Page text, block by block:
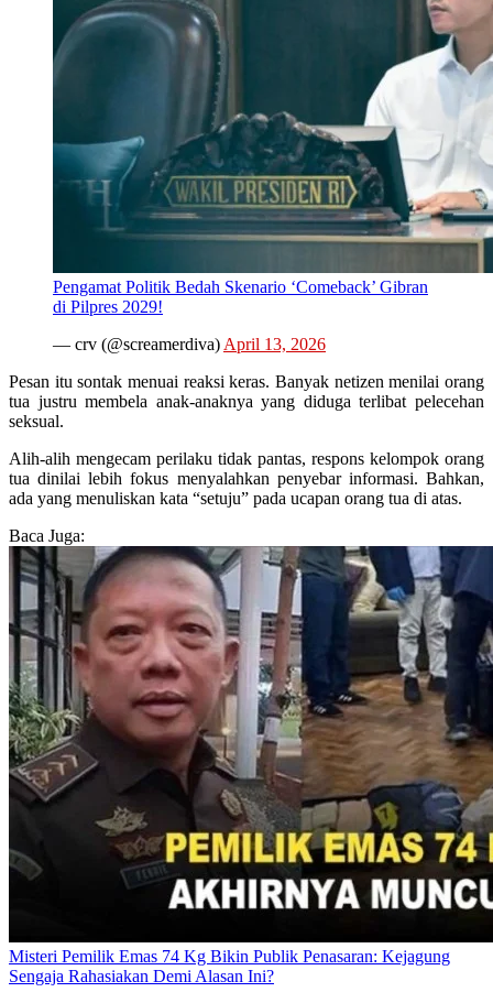
Pengamat Politik Bedah Skenario ‘Comeback’ Gibran
di Pilpres 2029!
— crv (@screamerdiva) April 13, 2026
Pesan itu sontak menuai reaksi keras. Banyak netizen menilai orang
tua justru membela anak-anaknya yang diduga terlibat pelecehan
seksual.
Alih-alih mengecam perilaku tidak pantas, respons kelompok orang
tua dinilai lebih fokus menyalahkan penyebar informasi. Bahkan,
ada yang menuliskan kata “setuju” pada ucapan orang tua di atas.
Baca Juga:
Misteri Pemilik Emas 74 Kg Bikin Publik Penasaran: Kejagung
Sengaja Rahasiakan Demi Alasan Ini?